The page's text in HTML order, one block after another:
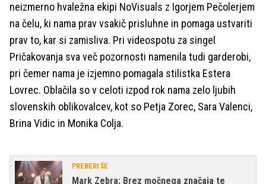
neizmerno hvaležna ekipi NoVisuals z Igorjem Pečolerjem
na čelu, ki nama prav vsakič prisluhne in pomaga ustvariti
prav to, kar si zamisliva. Pri videospotu za singel
Pričakovanja sva več pozornosti namenila tudi garderobi,
pri čemer nama je izjemno pomagala stilistka Estera
Lovrec. Oblačila so v celoti izpod rok nama zelo ljubih
slovenskih oblikovalcev, kot so Petja Zorec, Sara Valenci,
Brina Vidic in Monika Colja.
PREBERI ŠE
Mark Zebra: Brez močnega značaja te